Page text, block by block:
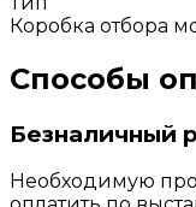
Коробка отбора
Способы
Безналичный
Необходимую